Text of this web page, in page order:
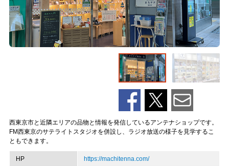
西東京市と近隣エリアの品物と情報を発信しているアンテナショップです。
FM西東京のサテライトスタジオを併設し、ラジオ放送の様子を見学するこ
ともできます。
HP https://machitenna.com/